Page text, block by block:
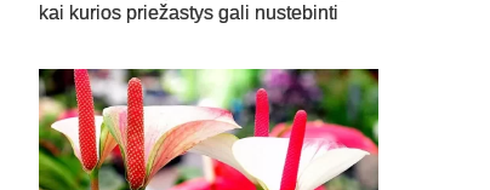
kai kurios priežastys gali nustebinti